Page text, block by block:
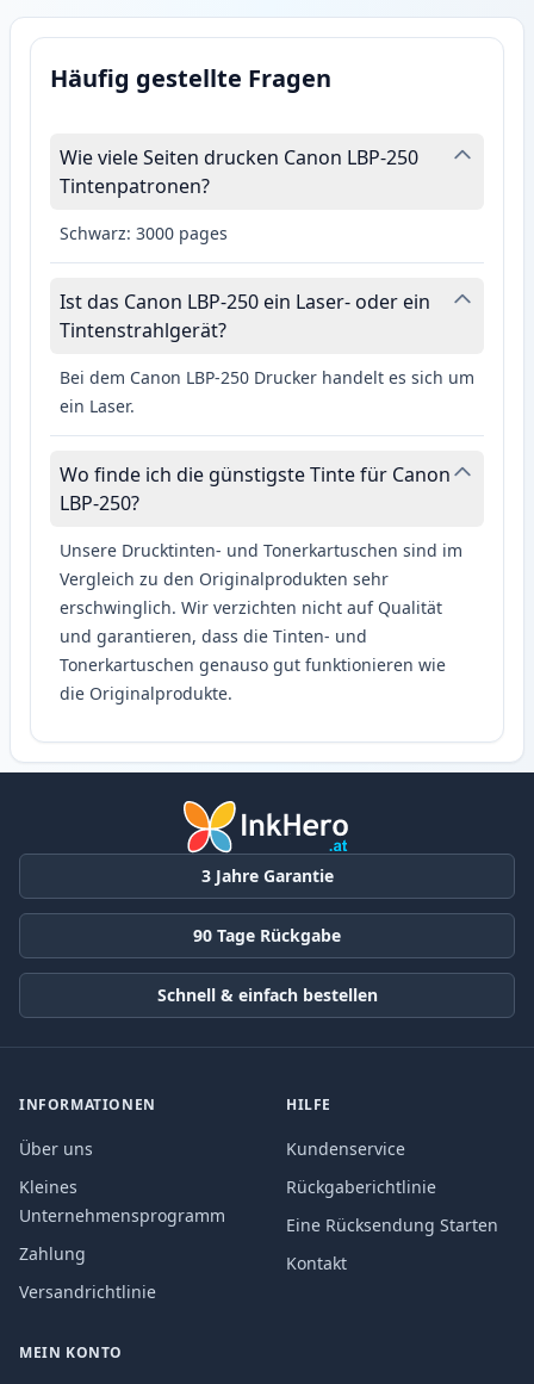
Häufig gestellte Fragen
Wie viele Seiten drucken Canon LBP-250
Tintenpatronen?
Schwarz: 3000 pages
Ist das Canon LBP-250 ein Laser- oder ein
Tintenstrahlgerät?
Bei dem Canon LBP-250 Drucker handelt es sich um
ein Laser.
Wo finde ich die günstigste Tinte für Canon
LBP-250?
Unsere Drucktinten- und Tonerkartuschen sind im
Vergleich zu den Originalprodukten sehr
erschwinglich. Wir verzichten nicht auf Qualität
und garantieren, dass die Tinten- und
Tonerkartuschen genauso gut funktionieren wie
die Originalprodukte.
3 Jahre Garantie
90 Tage Rückgabe
Schnell & einfach bestellen
INFORMATIONEN
Über uns
Kleines
Unternehmensprogramm
Zahlung
Versandrichtlinie
HILFE
Kundenservice
Rückgaberichtlinie
Eine Rücksendung Starten
Kontakt
MEIN KONTO